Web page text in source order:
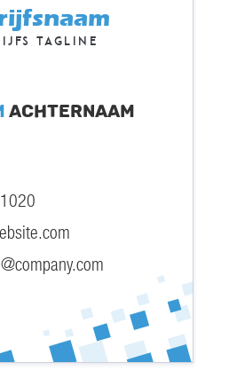
tagline
Achternaam